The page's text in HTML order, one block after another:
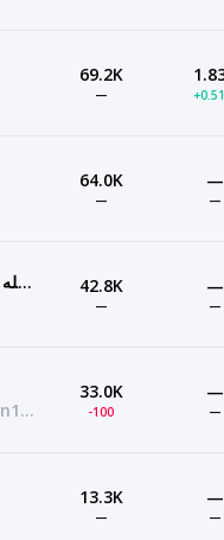
69.2K
—
64.0K
—
—
—
عبدالله الصبره | القناة الرسمية
42.8K
—
—
—
@bibialabdulmohsen1061
33.0K
-100
—
—
13.3K
—
—
—